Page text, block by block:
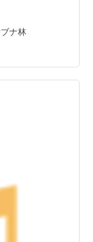
タケ谷の出合→
合→国見峠→国
■2025.11.07
着。既に20台
（500…
ブナ林